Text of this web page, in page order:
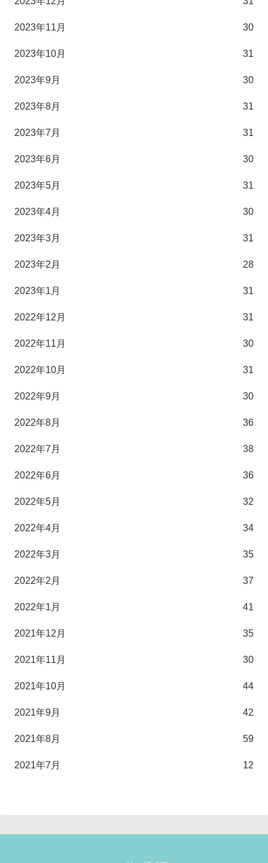
2023年11月 30
2023年10月 31
2023年9月 30
2023年8月 31
2023年7月 31
2023年6月 30
2023年5月 31
2023年4月 30
2023年3月 31
2023年2月 28
2023年1月 31
2022年12月 31
2022年11月 30
2022年10月 31
2022年9月 30
2022年8月 36
2022年7月 38
2022年6月 36
2022年5月 32
2022年4月 34
2022年3月 35
2022年2月 37
2022年1月 41
2021年12月 35
2021年11月 30
2021年10月 44
2021年9月 42
2021年8月 59
2021年7月 12